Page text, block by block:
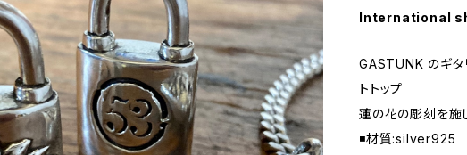
International
GASTUNK のギタ
トトップ
蓮の花の彫刻を施
◾️材質:silver925